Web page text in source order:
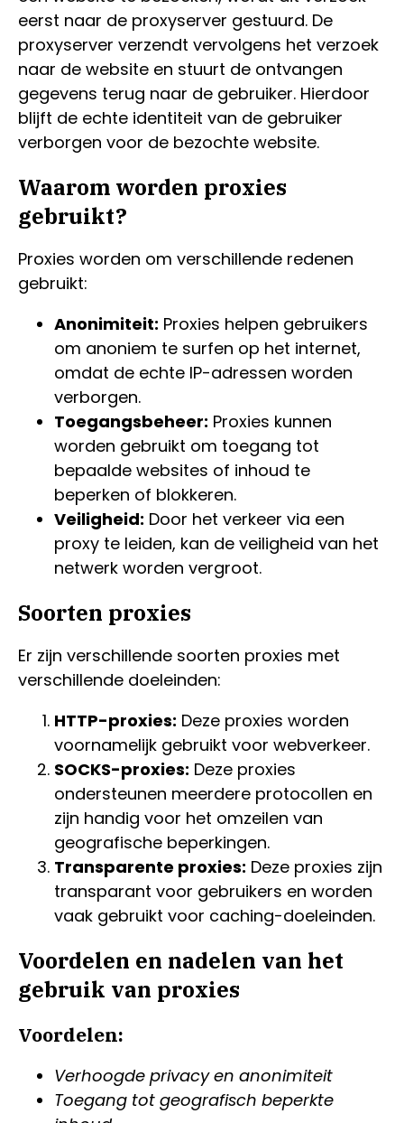
eerst naar de proxyserver gestuurd. De
proxyserver verzendt vervolgens het verzoek
naar de website en stuurt de ontvangen
gegevens terug naar de gebruiker. Hierdoor
blijft de echte identiteit van de gebruiker
verborgen voor de bezochte website.
Waarom worden proxies
gebruikt?
Proxies worden om verschillende redenen
gebruikt:
Anonimiteit: Proxies helpen gebruikers
om anoniem te surfen op het internet,
omdat de echte IP-adressen worden
verborgen.
Toegangsbeheer: Proxies kunnen
worden gebruikt om toegang tot
bepaalde websites of inhoud te
beperken of blokkeren.
Veiligheid: Door het verkeer via een
proxy te leiden, kan de veiligheid van het
netwerk worden vergroot.
Soorten proxies
Er zijn verschillende soorten proxies met
verschillende doeleinden:
HTTP-proxies: Deze proxies worden
voornamelijk gebruikt voor webverkeer.
SOCKS-proxies: Deze proxies
ondersteunen meerdere protocollen en
zijn handig voor het omzeilen van
geografische beperkingen.
Transparente proxies: Deze proxies zijn
transparant voor gebruikers en worden
vaak gebruikt voor caching-doeleinden.
Voordelen en nadelen van het
gebruik van proxies
Voordelen:
Verhoogde privacy en anonimiteit
Toegang tot geografisch beperkte